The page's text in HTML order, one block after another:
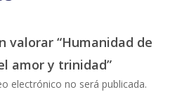
valorar “Humanidad de
amor y trinidad”
electrónico no será publicada.